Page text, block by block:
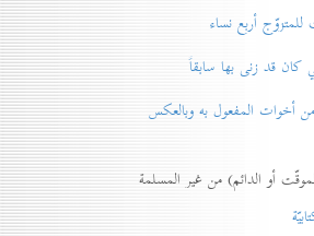
أربع نساء
قد زنی بها سابقاً
المفعول به وبالعكس
أو الدائم) من غير المسلمة